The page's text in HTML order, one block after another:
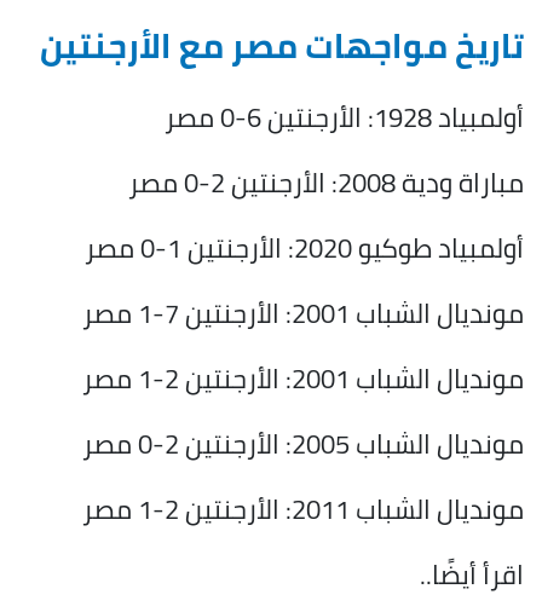
تاريخ مواجهات مصر مع الأرجنتين
أولمبياد 1928: الأرجنتين 6-0 مصر
مباراة ودية 2008: الأرجنتين 2-0 مصر
أولمبياد طوكيو 2020: الأرجنتين 1-0 مصر
مونديال الشباب 2001: الأرجنتين 7-1 مصر
مونديال الشباب 2001: الأرجنتين 2-1 مصر
مونديال الشباب 2005: الأرجنتين 2-0 مصر
مونديال الشباب 2011: الأرجنتين 2-1 مصر
اقرأ أيضًا..